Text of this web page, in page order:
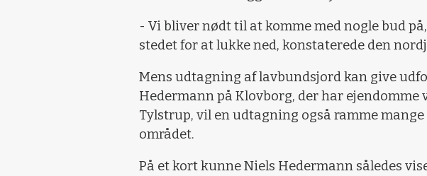
- Vi bliver nødt til at komme med nogle bud
stedet for at lukke ned, konstaterede den
Mens udtagning af lavbundsjord kan give
Hedermann på Klovborg, der har ejendomme
Tylstrup, vil en udtagning også ramme
området.
På et kort kunne Niels Hedermann således